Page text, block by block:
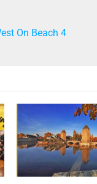
On Beach 4